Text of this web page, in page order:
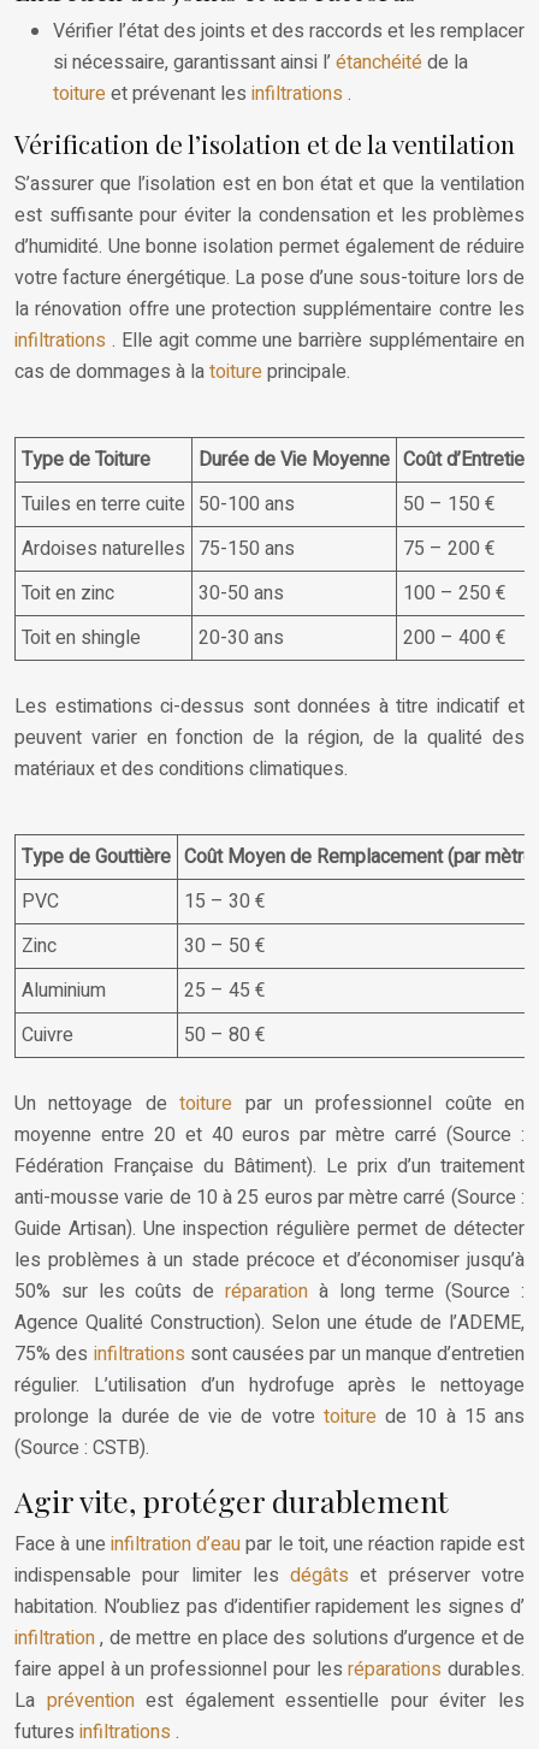
Vérifier l’état des joints et des raccords et les remplacer
si nécessaire, garantissant ainsi l’ étanchéitéde la
toitureet prévenant les infiltrations .
Vérification de l’isolation et de la ventilation
S’assurer que l’isolation est en bon état et que la ventilation
est suffisante pour éviter la condensation et les problèmes
d’humidité. Une bonne isolation permet également de réduire
votre facture énergétique. La pose d’une sous-toiture lors de
la rénovation offre une protection supplémentaire contre les
infiltrations . Elle agit comme une barrière supplémentaire en
cas de dommages à latoitureprincipale.
Type de Toiture Durée de Vie Moyenne Coût
Tuiles en terre cuite 50-100 ans
50 – 150 €
Ardoises naturelles 75-150 ans
75 – 200 €
Toit en zinc
30-50 ans
100 – 250 €
Toit en shingle
20-30 ans 200 – 400 €
Les estimations ci-dessus sont données à titre indicatif et
peuvent varier en fonction de la région, de la qualité des
matériaux et des conditions climatiques.
Type de Gouttière Coût Moyen de Remplacement (par mètre
PVC
15 – 30 €
Zinc
30 – 50 €
Aluminium
25 – 45 €
Cuivre
50 – 80 €
Un nettoyage detoiture par un professionnel coûte en
moyenne entre 20 et 40 euros par mètre carré (Source :
Fédération Française du Bâtiment). Le prix d’un traitement
anti-mousse varie de 10 à 25 euros par mètre carré (Source :
Guide Artisan). Une inspection régulière permet de détecter
les problèmes à un stade précoce et d’économiser jusqu’à
50% sur les coûts de réparation à long terme (Source :
Agence Qualité Construction). Selon une étude de l’ADEME,
75% des infiltrations sont causées par un manque d’entretien
régulier. L’utilisation d’un hydrofuge après le nettoyage
prolonge la durée de vie de votre toiture de 10 à 15 ans
(Source : CSTB).
Agir vite, protéger durablement
Face à une infiltration d’eaupar le toit, une réaction rapide est
indispensable pour limiter lesdégâtset préserver votre
habitation. N’oubliez pas d’identifier rapidement les signes d’
infiltration, de mettre en place des solutions d’urgence et de
faire appel à un professionnel pour lesréparations durables.
La préventionest également essentielle pour éviter les
futures infiltrations .